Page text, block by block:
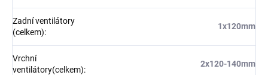
Zadní ventilátory
(celkem):
1x120mm
Vrchní
ventilátory(celkem):
2x120-140mm